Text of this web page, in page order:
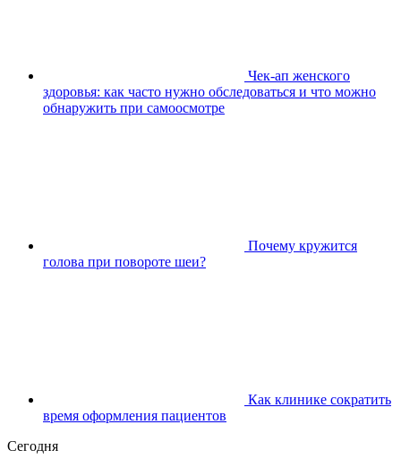
Чек-ап женского
здоровья: как часто нужно обследоваться и что можно
обнаружить при самоосмотре
Почему кружится
голова при повороте шеи?
Как клинике сократить
время оформления пациентов
Сегодня